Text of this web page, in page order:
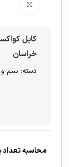
خراسان
دسته: سیم و
محاسبه